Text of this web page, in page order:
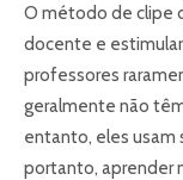
O método de clipe
docente e
professores
geralmente não
entanto, eles usam
portanto, aprender